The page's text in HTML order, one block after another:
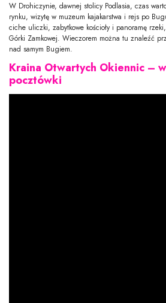
W Drohiczynie, dawnej stolicy Podlasia, czas
rynku, wizytę w muzeum kajakarstwa i rejs po
ciche uliczki, zabytkowe kościoły i panoramę
Górki Zamkowej. Wieczorem można tu znaleźć
nad samym Bugiem.
Kraina Otwartych Okiennic –
pocztówki